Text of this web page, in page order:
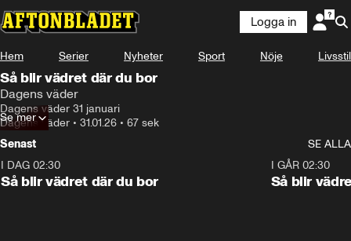
Logga in
Hem Serier Nyheter Sport Nöje Livsstil
Så blir vädret där du bor
Dagens väder
Dagens väder 31 januari
Dagens väder • 31.01.26 • 67 sek
Se mer
Senast
SE ALLA
I DAG 02:30
Så blir vädret där du bor
I GÅR 02:30
Så blir